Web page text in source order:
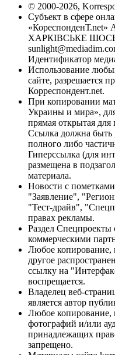
© 2000-2026,
Субъект в сфере
«КореспонденТ.net»
ХАРКІВСЬКЕ ШОСЕ,
Идентификатор
Использование
сайте, разрешается
Корреспондент.net.
При копировании
Украины и мира»,
прямая открытая
Ссылка должна быть
полного либо
Гиперссылка (для
размещена в
материала.
Новости с
"Заявление",
"Тест-драйв",
правах рекламы.
Раздел Спецпроекты
коммерческими
Любое копирование,
другое
ссылку на
воспрещается.
Владелец веб-
является автор
Любое копирование,
фотографий и/или
принадлежащих
запрещено.